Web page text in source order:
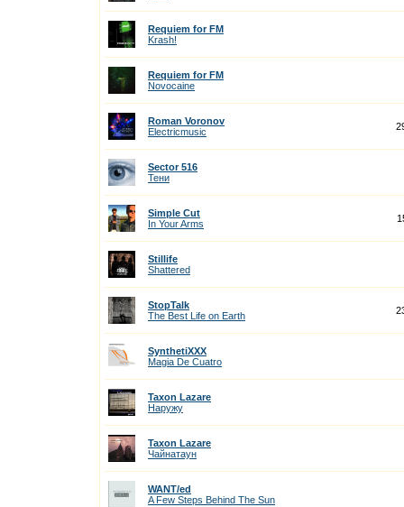
Requiem for FM
Krash!
Requiem for FM
Novocaine
Roman Voronov
Electricmusic
Sector 516
Тени
Simple Cut
In Your Arms
Stillife
Shattered
StopTalk
The Best Life on Earth
SynthetiXXX
Magia De Cuatro
Taxon Lazare
Наружу
Taxon Lazare
Чайнатаун
WANT/ed
A Few Steps Behind The Sun